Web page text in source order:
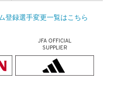
登録選手変更一覧はこちら
JFA OFFICIAL
SUPPLIER